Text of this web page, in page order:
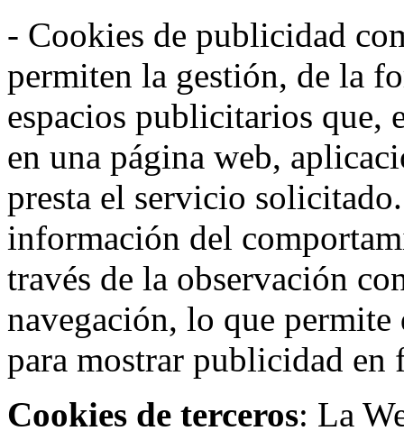
- Cookies de publicidad
permiten la gestión, de la
espacios publicitarios que,
en una página web,
presta el servicio
información del
través de la observación
navegación, lo que
para mostrar publicidad
Cookies de terceros: La